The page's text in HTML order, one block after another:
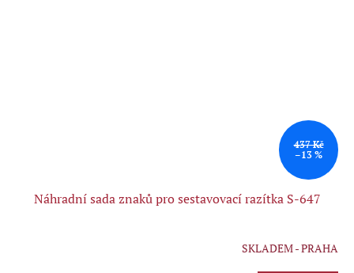
437 Kč
–13 %
Náhradní sada znaků pro sestavovací razítka S-647
SKLADEM - PRAHA